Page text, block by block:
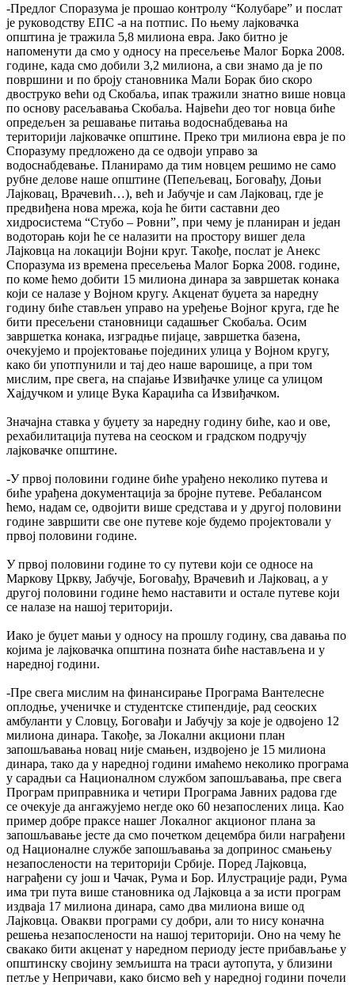
-Предлог Споразума је прошао контролу “Колубаре” и послат
је руководству ЕПС -а на потпис. По њему лајковачка
општина је тражила 5,8 милиона евра. Јако битно је
напоменути да смо у односу на пресељење Малог Борка 2008.
године, када смо добили 3,2 милиона, а сви знамо да је по
површини и по броју становника Мали Борак био скоро
двоструко већи од Скобаља, ипак тражили знатно више новца
по основу расељавања Скобаља. Највећи део тог новца биће
опредељен за решавање питања водоснабдевања на
територији лајковачке општине. Преко три милиона евра је по
Споразуму предложено да се одвоји управо за
водоснабдевање. Планирамо да тим новцем решимо не само
рубне делове наше општине (Пепељевац, Боговађу, Доњи
Лајковац, Врачевић…), већ и Јабучје и сам Лајковац, где је
предвиђена нова мрежа, која ће бити саставни део
хидросистема “Стубо – Ровни”, при чему је планиран и један
водоторањ који ће се налазити на простору вишег дела
Лајковца на локацији Војни круг. Такође, послат је Анекс
Споразума из времена пресељења Малог Борка 2008. године,
по коме ћемо добити 15 милиона динара за завршетак конака
који се налазе у Војном кругу. Акценат буџета за наредну
годину биће стављен управо на уређење Војног круга, где ће
бити пресељени становници садашњег Скобаља. Осим
завршетка конака, изградње пијаце, завршетка базена,
очекујемо и пројектовање појединих улица у Војном кругу,
како би употпунили и тај део наше варошице, а при том
мислим, пре свега, на спајање Извиђачке улице са улицом
Хајдучком и улице Вука Караџића са Извиђачком.
Значајна ставка у буџету за наредну годину биће, као и ове,
рехабилитација путева на сеоском и градском подручју
лајковачке општине.
-У првој половини године биће урађено неколико путева и
биће урађена документација за бројне путеве. Ребалансом
ћемо, надам се, одвојити више средстава и у другој половини
године завршити све оне путеве које будемо пројектовали у
првој половини године.
У првој половини године то су путеви који се односе на
Маркову Цркву, Јабучје, Боговађу, Врачевић и Лајковац, а у
другој половини године ћемо наставити и остале путеве који
се налазе на нашој територији.
Иако је буџет мањи у односу на прошлу годину, сва давања по
којима је лајковачка општина позната биће настављена и у
наредној години.
-Пре свега мислим на финансирање Програма Вантелесне
оплодње, ученичке и студентске стипендије, рад сеоских
амбуланти у Словцу, Боговађи и Јабучју за које је одвојено 12
милиона динара. Такође, за Локални акциони план
запошљавања новац није смањен, издвојено је 15 милиона
динара, тако да у наредној години имаћемо неколико програма
у сарадњи са Националном службом запошљавања, пре свега
Програм приправника и четири Програма Јавних радова где
се очекује да ангажујемо негде око 60 незапослених лица. Као
пример добре праксе нашег Локалног акционог плана за
запошљавање јесте да смо почетком децембра били награђени
од Националне службе запошљавања за допринос смањењу
незапослености на територији Србије. Поред Лајковца,
награђени су још и Чачак, Рума и Бор. Илустрације ради, Рума
има три пута више становника од Лајковца а за исти програм
издваја 17 милиона динара, само два милиона више од
Лајковца. Овакви програми су добри, али то нису коначна
решења незапослености на нашој територији. Оно на чему ће
свакако бити акценат у наредном периоду јесте прибављање у
општинску својину земљишта на траси аутопута, у близини
петље у Непричави, како бисмо већ у наредној години почели